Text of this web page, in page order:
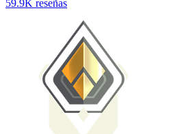
59.9K reseñas